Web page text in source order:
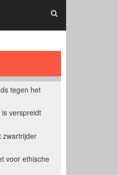
tegen het
verspreidt
zwartrijder
voor ethische